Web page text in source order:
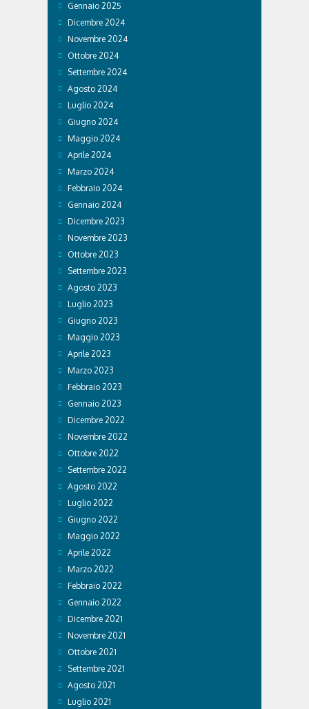
Gennaio 2025
Dicembre 2024
Novembre 2024
Ottobre 2024
Settembre 2024
Agosto 2024
Luglio 2024
Giugno 2024
Maggio 2024
Aprile 2024
Marzo 2024
Febbraio 2024
Gennaio 2024
Dicembre 2023
Novembre 2023
Ottobre 2023
Settembre 2023
Agosto 2023
Luglio 2023
Giugno 2023
Maggio 2023
Aprile 2023
Marzo 2023
Febbraio 2023
Gennaio 2023
Dicembre 2022
Novembre 2022
Ottobre 2022
Settembre 2022
Agosto 2022
Luglio 2022
Giugno 2022
Maggio 2022
Aprile 2022
Marzo 2022
Febbraio 2022
Gennaio 2022
Dicembre 2021
Novembre 2021
Ottobre 2021
Settembre 2021
Agosto 2021
Luglio 2021